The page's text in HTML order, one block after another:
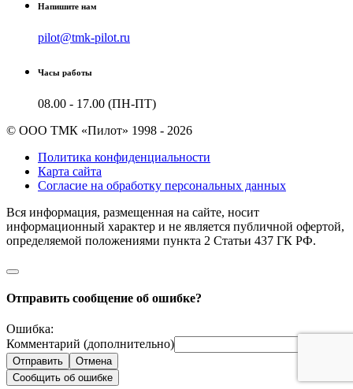
Напишите нам
pilot@tmk-pilot.ru
Часы работы
08.00 - 17.00 (ПН-ПТ)
© ООО ТМК «Пилот» 1998 - 2026
Политика конфиденциальности
Карта сайта
Согласие на обработку персональных данных
Вся информация, размещенная на сайте, носит
информационный характер и не является публичной офертой,
определяемой положениями пункта 2 Cтатьи 437 ГК РФ.
Отправить сообщение об ошибке?
Ошибка:
Комментарий (дополнительно)
Отправить
Отмена
Сообщить об ошибке